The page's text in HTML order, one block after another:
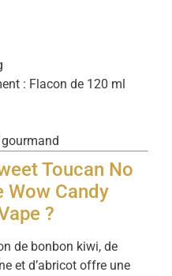
: Flacon de 120 ml
Toucan No
Wow Candy
?
de bonbon kiwi, de
et d’abricot offre une